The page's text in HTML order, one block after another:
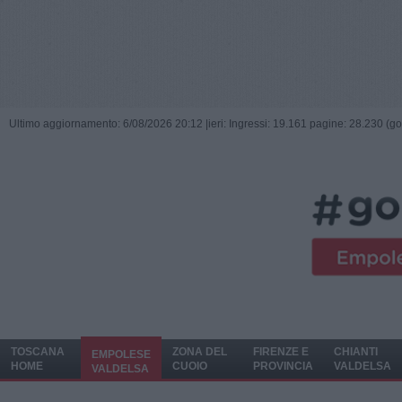
Ultimo aggiornamento: 6/08/2026 20:12 | ieri: Ingressi: 19.161 pagine: 28.230
TOSCANA
HOME
EMPOLESE
VALDELSA
ZONA DEL
CUOIO
FIRENZE E
PROVINCIA
CHIANTI
VALDELSA